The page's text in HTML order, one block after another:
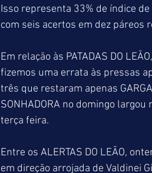
Isso representa 33% de índice
com seis acertos em dez páreos
Em relação às PATADAS DO
fizemos uma errata às pressas
três que restaram apenas
SONHADORA no domingo
terça feira.
Entre os ALERTAS DO LEÃO,
em direção arrojada de Valdinei